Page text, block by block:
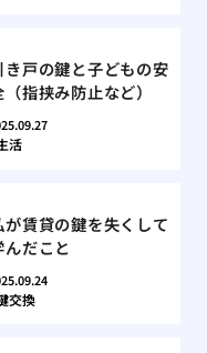
き戸の鍵と子どもの安
（指挟み防止など）
活
が賃貸の鍵を失くして
んだこと
交換